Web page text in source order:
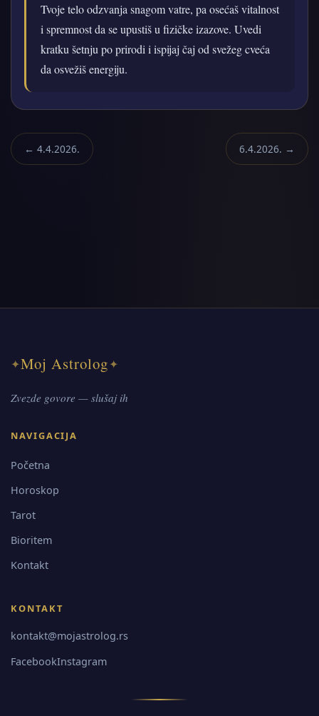
Tvoje telo odzvanja snagom vatre, pa osećaš vitalnost
i spremnost da se upustiš u fizičke izazove. Uvedi
kratku šetnju po prirodi i ispijaj čaj od svežeg cveća
da osvežiš energiju.
← 4.4.2026. 6.4.2026. →
✦Moj Astrolog✦
Zvezde govore — slušaj ih
NAVIGACIJA
Početna
Horoskop
Tarot
Bioritem
Kontakt
KONTAKT
kontakt@mojastrolog.rs
FacebookInstagram